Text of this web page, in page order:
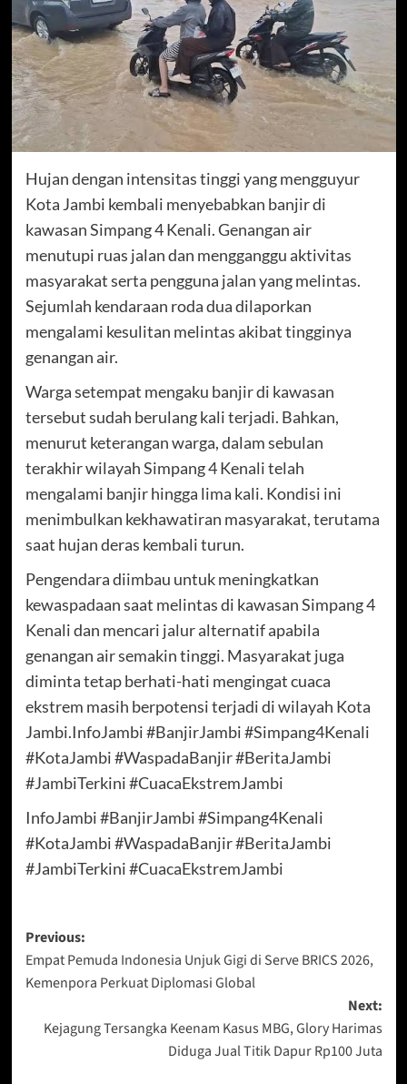
Hujan dengan intensitas tinggi yang mengguyur
Kota Jambi kembali menyebabkan banjir di
kawasan Simpang 4 Kenali. Genangan air
menutupi ruas jalan dan mengganggu aktivitas
masyarakat serta pengguna jalan yang melintas.
Sejumlah kendaraan roda dua dilaporkan
mengalami kesulitan melintas akibat tingginya
genangan air.
Warga setempat mengaku banjir di kawasan
tersebut sudah berulang kali terjadi. Bahkan,
menurut keterangan warga, dalam sebulan
terakhir wilayah Simpang 4 Kenali telah
mengalami banjir hingga lima kali. Kondisi ini
menimbulkan kekhawatiran masyarakat, terutama
saat hujan deras kembali turun.
Pengendara diimbau untuk meningkatkan
kewaspadaan saat melintas di kawasan Simpang 4
Kenali dan mencari jalur alternatif apabila
genangan air semakin tinggi. Masyarakat juga
diminta tetap berhati-hati mengingat cuaca
ekstrem masih berpotensi terjadi di wilayah Kota
Jambi.InfoJambi #BanjirJambi #Simpang4Kenali
#KotaJambi #WaspadaBanjir #BeritaJambi
#JambiTerkini #CuacaEkstremJambi
InfoJambi #BanjirJambi #Simpang4Kenali
#KotaJambi #WaspadaBanjir #BeritaJambi
#JambiTerkini #CuacaEkstremJambi
Post
navigation
Previous:
Empat Pemuda Indonesia Unjuk Gigi di Serve BRICS 2026,
Kemenpora Perkuat Diplomasi Global
Next:
Kejagung Tersangka Keenam Kasus MBG, Glory Harimas
Diduga Jual Titik Dapur Rp100 Juta